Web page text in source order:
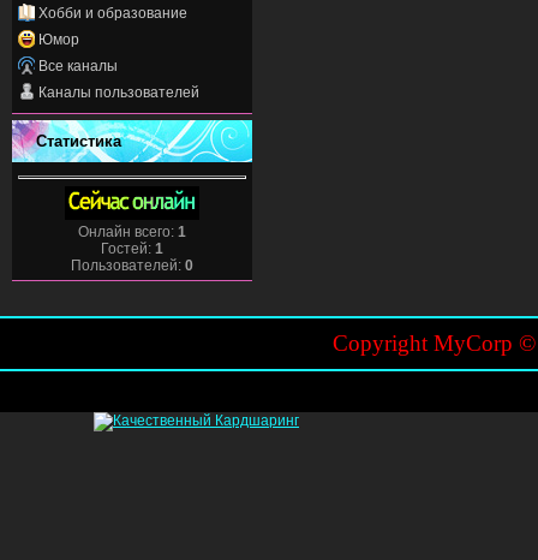
Хобби и образование
Юмор
Все каналы
Каналы пользователей
Статистика
Онлайн всего: 1
Гостей: 1
Пользователей: 0
Copyright MyCorp